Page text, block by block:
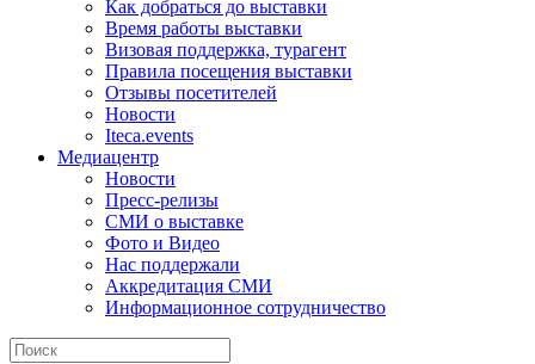
Как добраться до выставки
Время работы выставки
Визовая поддержка, турагент
Правила посещения выставки
Отзывы посетителей
Новости
Iteca.events
Медиацентр
Новости
Пресс-релизы
СМИ о выставке
Фото и Видео
Нас поддержали
Аккредитация СМИ
Информационное сотрудничество